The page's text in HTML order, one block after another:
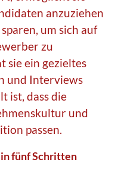
anzuziehen
um sich auf
zu
sie ein gezieltes
und Interviews
ist, dass die
und
passen.
fünf Schritten